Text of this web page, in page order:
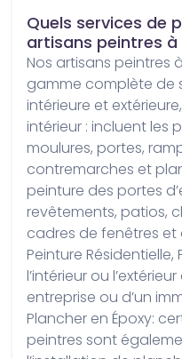
Quels services de
artisans peintres
Nos artisans peintres à el-menzah-1 offrent une
gamme complète de
intérieure et
intérieur : incluent les
moulures, portes,
contremarches et
peinture des portes
revêtements, patios,
cadres de fenêtres et
Peinture
l’intérieur ou
entreprise ou d’un
Plancher en Époxy:
peintres sont